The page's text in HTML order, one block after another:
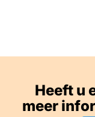
Heeft u
meer